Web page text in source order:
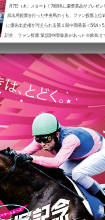
月7日（木）スタート！7000名に豪華賞品がプレゼ
回出馬投票を行った中央馬のうち、ファン投票上位
に優先出走権が与えられる第１回中間発表＜5/14＞
記念」ファン投票 第1回中間発表があった※昨年ま
アスコリピチェーノが、71番目に配置され優勝し